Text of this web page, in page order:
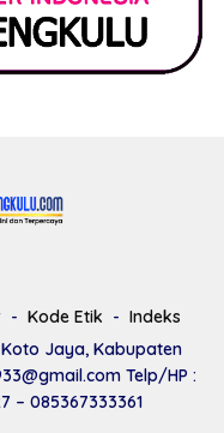
Kode Etik
Indeks
Jaya, Kabupaten
Telp/HP :
– 085367333361